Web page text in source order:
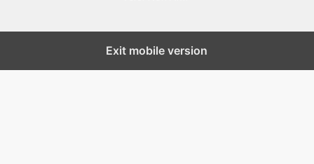
Exit mobile version